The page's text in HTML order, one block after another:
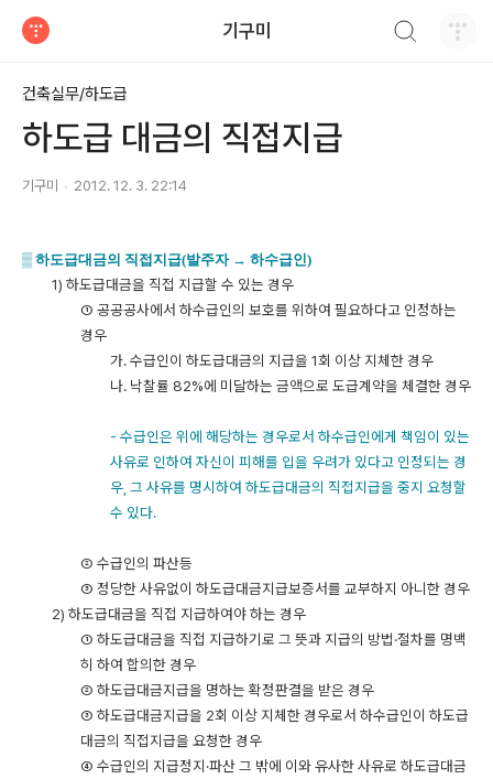
기구미
건축실무/하도급
하도급 대금의 직접지급
기구미 2012. 12. 3. 22:14
▒ 하도급대금의 직접지급(발주자 → 하수급인)
1) 하도급대금을 직접 지급할 수 있는 경우
① 공공공사에서 하수급인의 보호를 위하여 필요하다고 인정하는
경우
가. 수급인이 하도급대금의 지급을 1회 이상 지체한 경우
나. 낙찰률 82%에 미달하는 금액으로 도급계약을 체결한 경우
- 수급인은 위에 해당하는 경우로서 하수급인에게 책임이 있는
사유로 인하여 자신이 피해를 입을 우려가 있다고 인정되는 경
우, 그 사유를 명시하여 하도급대금의 직접지급을 중지 요청할
수 있다.
② 수급인의 파산등
③ 정당한 사유없이 하도급대금지급보증서를 교부하지 아니한 경우
2) 하도급대금을 직접 지급하여야 하는 경우
① 하도급대금을 직접 지급하기로 그 뜻과 지급의 방법·절차를 명백
히 하여 합의한 경우
② 하도급대금지급을 명하는 확정판결을 받은 경우
③ 하도급대금지급을 2회 이상 지체한 경우로서 하수급인이 하도급
대금의 직접지급을 요청한 경우
④ 수급인의 지급정지·파산 그 밖에 이와 유사한 사유로 하도급대금